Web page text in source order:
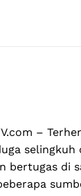
–
bertugas